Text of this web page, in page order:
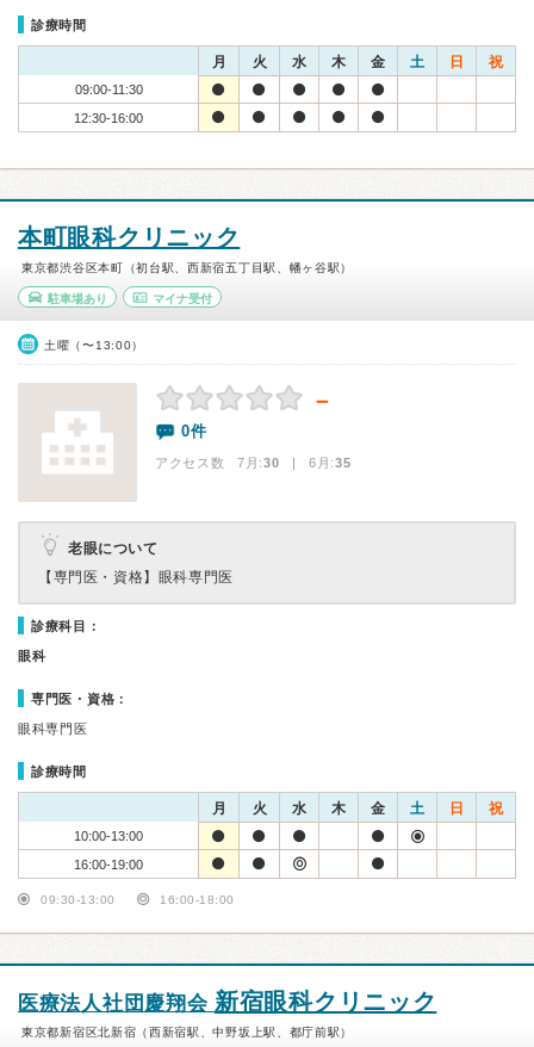
診療時間
月 火 水 木 金 土 日 祝
09:00-11:30
12:30-16:00
本町眼科クリニック
東京都渋谷区本町（初台駅、西新宿五丁目駅、幡ヶ谷駅）
駐車場あり マイナ受付
土曜（〜13:00）
－
0件
アクセス数 7月:30 | 6月:35
老眼について
【専門医・資格】 眼科専門医
診療科目：
眼科
専門医・資格：
眼科専門医
診療時間
月 火 水 木 金 土 日 祝
10:00-13:00
16:00-19:00
09:30-13:00 16:00-18:00
医療法人社団慶翔会 新宿眼科クリニック
東京都新宿区北新宿（西新宿駅、中野坂上駅、都庁前駅）